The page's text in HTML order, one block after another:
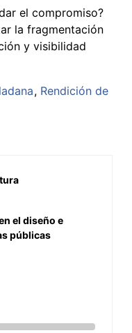
el compromiso?
la fragmentación
y visibilidad
Rendición de
el diseño e
públicas